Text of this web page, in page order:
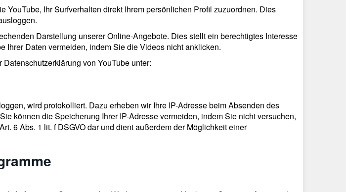
Ihr Surfverhalten direkt Ihrem persönlichen Profil zuzuordnen. Dies
Darstellung unserer Online-Angebote. Dies stellt ein berechtigtes Interesse
Ihrer Daten vermeiden, indem Sie die Videos nicht anklicken.
von YouTube unter:
wird protokolliert. Dazu erheben wir Ihre IP-Adresse beim Absenden des
können die Speicherung Ihrer IP-Adresse vermeiden, indem Sie nicht versuchen,
6 Abs. 1 lit. f DSGVO dar und dient außerdem der Möglichkeit einer